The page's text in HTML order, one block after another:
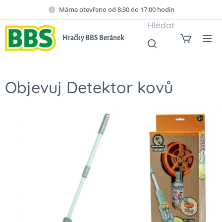
Máme otevřeno od 8:30 do 17:00 hodin
Hračky BBS Beránek
Hledat
Objevuj Detektor kovů